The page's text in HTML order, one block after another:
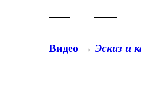
Видео → Эскиз и